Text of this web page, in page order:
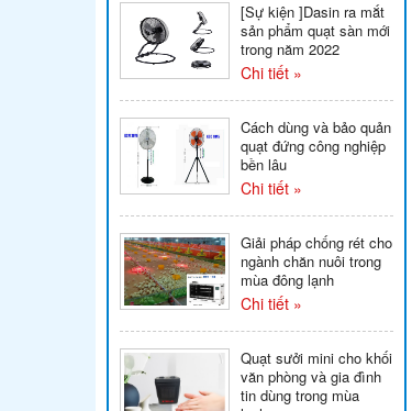
[Sự kiện ]Dasin ra mắt
sản phẩm quạt sàn mới
trong năm 2022
Chi tiết »
Cách dùng và bảo quản
quạt đứng công nghiệp
bền lâu
Chi tiết »
Giải pháp chống rét cho
ngành chăn nuôi trong
mùa đông lạnh
Chi tiết »
Quạt sưởi mini cho khối
văn phòng và gia đình
tin dùng trong mùa